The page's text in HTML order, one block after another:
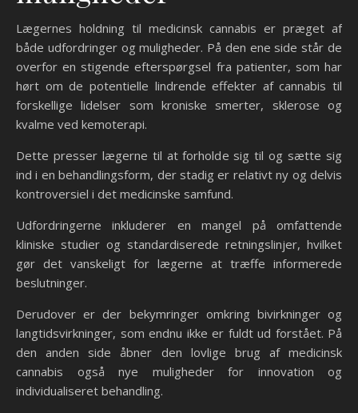
Lægernes holdning til medicinsk cannabis er præget af
både udfordringer og muligheder. På den ene side står de
overfor en stigende efterspørgsel fra patienter, som har
hørt om de potentielle lindrende effekter af cannabis til
forskellige lidelser som kroniske smerter, sklerose og
kvalme ved kemoterapi.
Dette presser lægerne til at forholde sig til og sætte sig
ind i en behandlingsform, der stadig er relativt ny og delvis
kontroversiel i det medicinske samfund.
Udfordringerne inkluderer en mangel på omfattende
kliniske studier og standardiserede retningslinjer, hvilket
gør det vanskeligt for lægerne at træffe informerede
beslutninger.
Derudover er der bekymringer omkring bivirkninger og
langtidsvirkninger, som endnu ikke er fuldt ud forstået. På
den anden side åbner den lovlige brug af medicinsk
cannabis også nye muligheder for innovation og
individualiseret behandling.